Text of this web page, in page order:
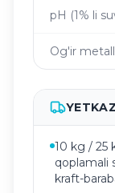
pH (1% li
Og'ir
10 kg / 25
qoplamali
kraft-